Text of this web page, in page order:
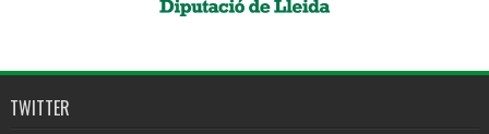
TWITTER